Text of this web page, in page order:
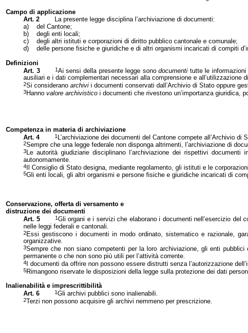
Campo di applicazione
Art. 2
La presente legge disciplina l’archiviazione di documenti:
a)
del Cantone;
b)
degli enti locali;
c)
degli altri istituti e corporazioni di diritto pubblico cantonale e comunale;
d)
delle persone fisiche e giuridiche e di altri organismi incaricati di compiti
Definizioni
Art. 3
1Ai sensi della presente legge sonodocumenti tutte le
ausiliari e i dati complementari necessari alla comprensione e all’utilizzazione
2Si considerano archivi i documenti conservati dall’Archivio di Stato oppure
3Hanno valore archivistico i documenti che rivestono un’importanza giuridica,
Competenza in materia di archiviazione
Art. 4
1 L’archiviazione dei documenti del Cantone compete all’Archivio di
2Sempre che una legge federale non disponga altrimenti, l’archiviazione di
3Le autorità giudiziarie disciplinano l’archiviazione dei rispettivi
autonomamente.
4Il Consiglio di Stato designa, mediante regolamento, gli istituti e le
5Gli enti locali, gli altri organismi e persone fisiche e giuridiche incaricati di
Conservazione, offerta di versamento e
distruzione dei documenti
Art. 5
1Gli organi e i servizi che elaborano i documenti nell’esercizio
nelle leggi federali e cantonali.
2Essi gestiscono i documenti in modo ordinato, sistematico e razionale,
organizzative.
3Sempre che non siano competenti per la loro archiviazione, gli enti
permanente o che non sono più utili per l’attività corrente.
4I documenti da offrire non possono essere distrutti senza l’autorizzazione
5Rimangono riservate le disposizioni della legge sulla protezione dei dati
Inalienabilità e imprescrittibilità
Art. 6
1Gli archivi pubblici sono inalienabili.
2Terzi non possono acquisire gli archivi nemmeno per prescrizione.